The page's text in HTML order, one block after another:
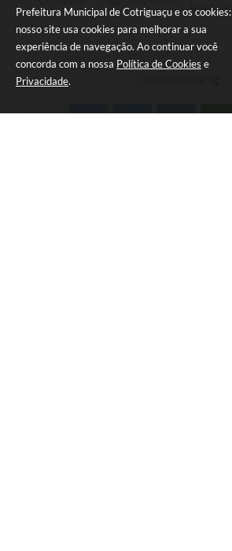
Prefeitura Municipal de Cotriguaçu e os cookies:
nosso site usa cookies para melhorar a sua
experiência de navegação. Ao continuar você
concorda com a nossa Política de Cookies e
Privacidade.
legislação.